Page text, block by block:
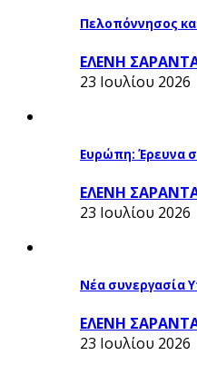
Πελοπόννησος
ΕΛΕΝΗ
23 Ιουλίου 2026
Ευρώπη: Έρευνα
ΕΛΕΝΗ
23 Ιουλίου 2026
Νέα συνεργασία
ΕΛΕΝΗ
23 Ιουλίου 2026